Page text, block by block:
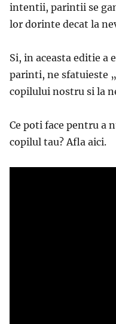
intentii, parintii se
lor dorinte decat la
Si, in aceasta editie
parinti, ne sfatuieste
copilului nostru si la
Ce poti face pentru a
copilul tau? Afla aici.